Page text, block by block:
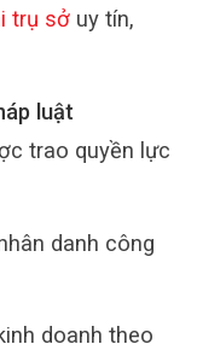
trụ sở uy tín,
luật
trao quyền lực
danh công
doanh theo